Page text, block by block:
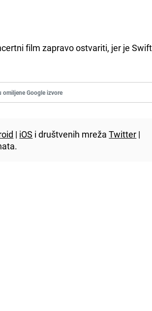
film zapravo ostvariti, jer je
omiljene Google izvore
| iOS i društvenih mrežaTwitter |